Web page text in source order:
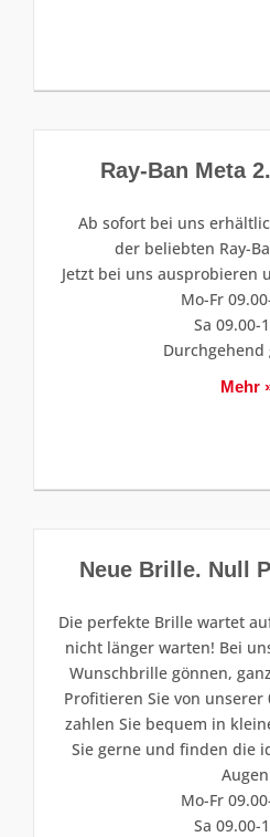
Ray-Ban Meta
Ab sofort bei uns
der beliebten Ray-
Jetzt bei uns ausprobieren
Mo-Fr
Sa 09.00-
Durchgehend
Mehr
Neue Brille. Null
Die perfekte Brille wartet
nicht länger warten! Bei
Wunschbrille gönnen,
Profitieren Sie von unserer
zahlen Sie bequem in
Sie gerne und finden die
Mo-Fr
Sa 09.00-